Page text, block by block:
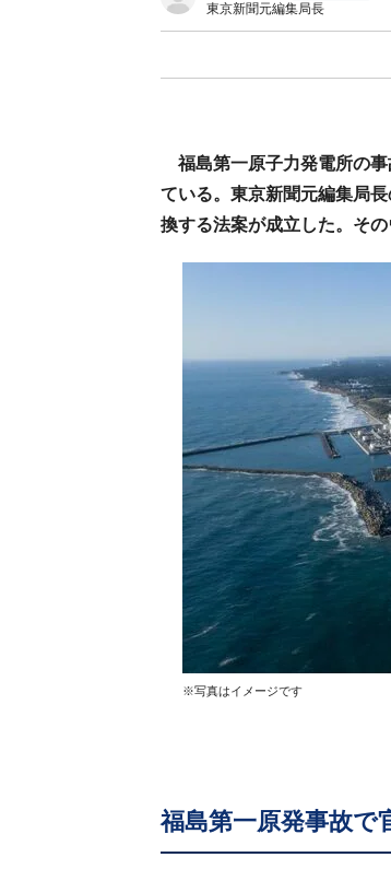
東京新聞元編集局長
福島第一原子力発電所の
ている。東京新聞元編集局
換する法案が成立した。そ
※写真はイメージです
福島第一原発事故で